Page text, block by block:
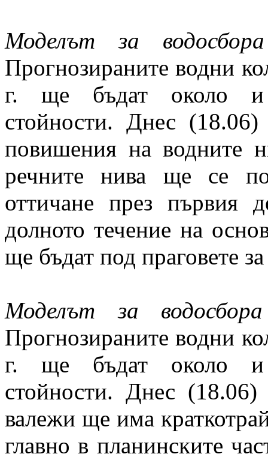
Моделът за
Прогнозираните водни
г. ще бъдат около и
стойности. Днес
повишения на водните
речните нива ще се
оттичане през
долното течение на
ще бъдат под праговете
Моделът за
Прогнозираните водни
г. ще бъдат около и
стойности. Днес
валежи ще има
главно в планинските